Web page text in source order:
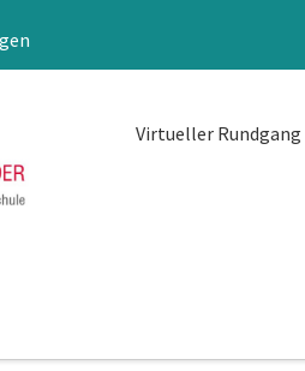
Virtueller Rundgang